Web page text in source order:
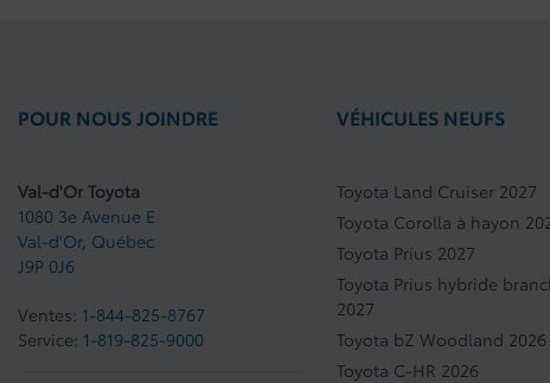
POUR NOUS JOINDRE
Val-d'Or Toyota
1080 3e Avenue E
Val-d'Or, Québec
J9P 0J6
Ventes: 1-844-825-8767
Service: 1-819-825-9000
VÉHICULES NEUFS
Toyota Land Cruiser 2027
Toyota Corolla à hayon
Toyota Prius 2027
Toyota Prius hybride
2027
Toyota bZ Woodland 2026
Toyota C-HR 2026